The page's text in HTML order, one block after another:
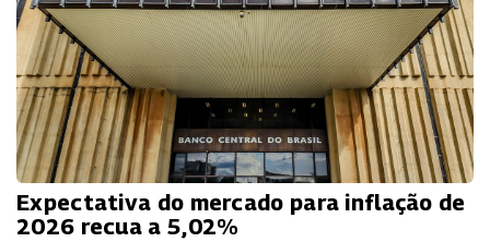
Expectativa do mercado para inflação de
2026 recua a 5,02%